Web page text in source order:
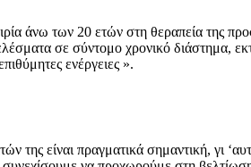
άνω των 20 ετών στη θεραπεία της
σε σύντομο χρονικό διάστημα,
ενέργειες ».
της είναι πραγματικά σημαντική, γι